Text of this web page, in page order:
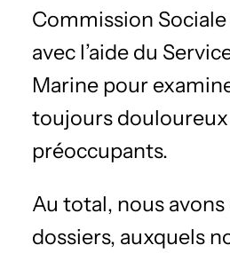
Commission Sociale
avec l’aide du
Marine pour
toujours
préoccupants.
Au total, nous avons
dossiers, auxquels